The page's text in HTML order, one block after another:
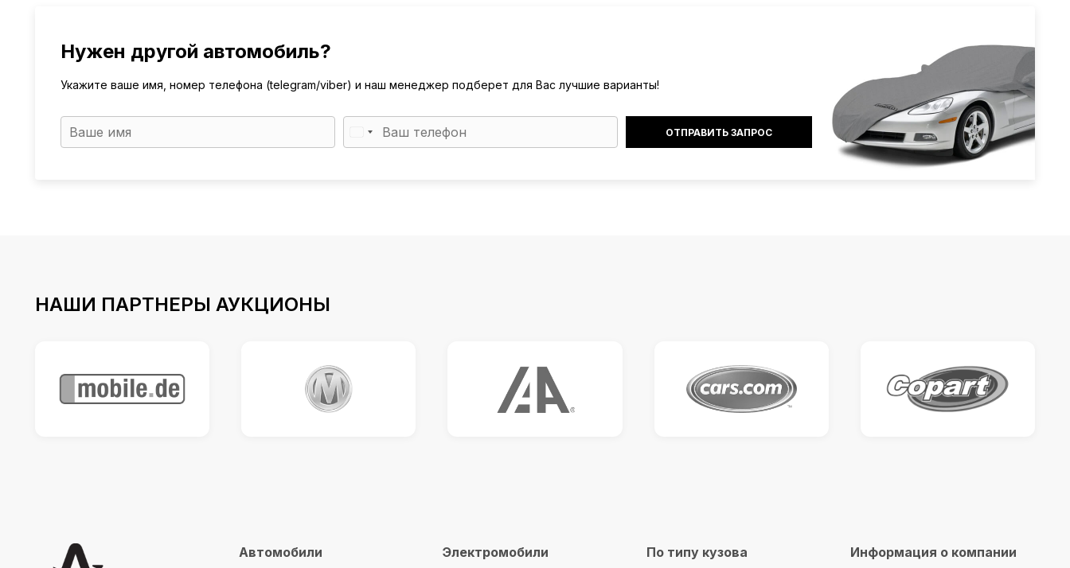
Нужен другой автомобиль?
Укажите ваше имя, номер телефона (telegram/viber) и наш менеджер подберет для Вас лучшие варианты!
НАШИ ПАРТНЕРЫ АУКЦИОНЫ
Автомобили
Электромобили
По типу кузова
Информация о компании